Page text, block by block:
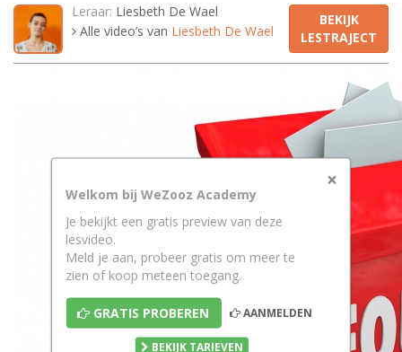
Leraar: Liesbeth De Wael
Alle video’s van Liesbeth De Wael
BEKIJK
LESTRAJECT
×
Welkom bij WeZooz Academy
Je bekijkt een gratis preview van deze
lesvideo.
Meld je aan, probeer gratis om meer te
zien of koop meteen toegang.
GRATIS PROBEREN AANMELDEN
BEKIJK TARIEVEN